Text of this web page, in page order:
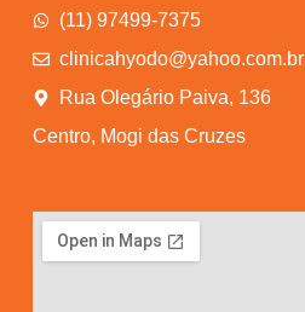
(11) 97499-7375
clinicahyodo@yahoo.com.br
Rua Olegário Paiva, 136
Centro, Mogi das Cruzes